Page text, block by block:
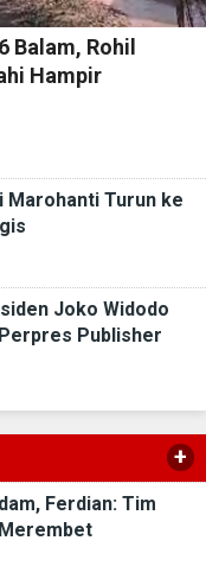
Balam, Rohil
Hampir
Marohanti Turun ke
Joko Widodo
Publisher
+
Ferdian: Tim